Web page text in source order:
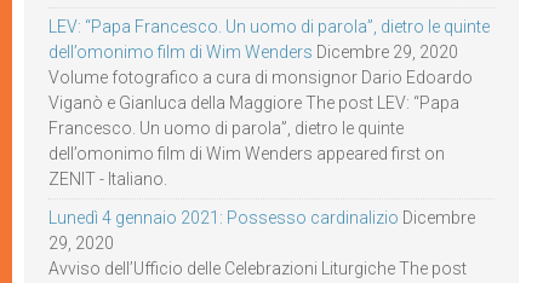
LEV: “Papa Francesco. Un uomo di parola”, dietro le quinte
dell’omonimo film di Wim Wenders Dicembre 29, 2020
Volume fotografico a cura di monsignor Dario Edoardo
Viganò e Gianluca della Maggiore The post LEV: “Papa
Francesco. Un uomo di parola”, dietro le quinte
dell’omonimo film di Wim Wenders appeared first on
ZENIT - Italiano.
Lunedì 4 gennaio 2021: Possesso cardinalizio Dicembre
29, 2020
Avviso dell’Ufficio delle Celebrazioni Liturgiche The post